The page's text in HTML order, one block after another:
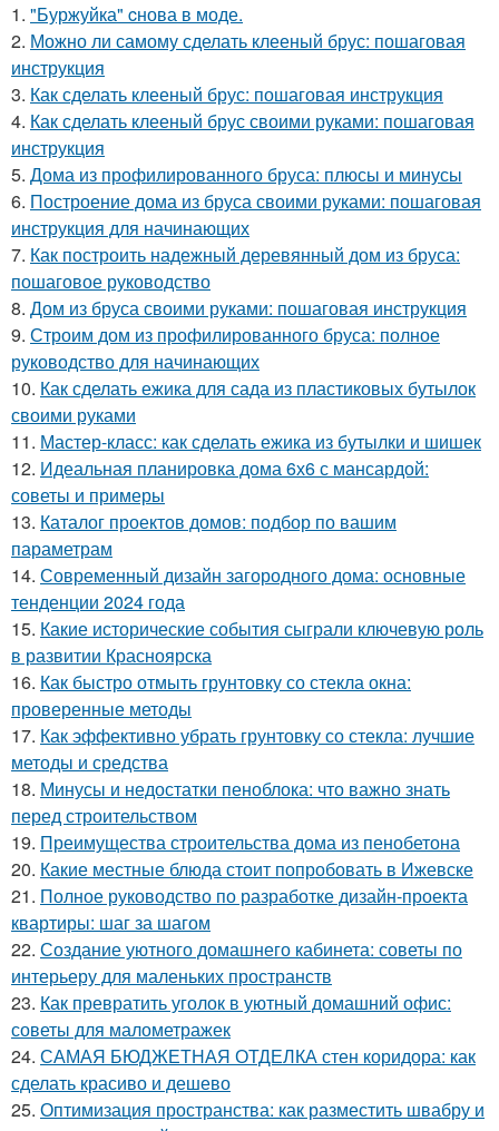
1. "Буржуйка" cнова в моде.
2. Можно ли самому сделать клееный брус: пошаговая
инструкция
3. Как сделать клееный брус: пошаговая инструкция
4. Как сделать клееный брус своими руками: пошаговая
инструкция
5. Дома из профилированного бруса: плюсы и минусы
6. Построение дома из бруса своими руками: пошаговая
инструкция для начинающих
7. Как построить надежный деревянный дом из бруса:
пошаговое руководство
8. Дом из бруса своими руками: пошаговая инструкция
9. Строим дом из профилированного бруса: полное
руководство для начинающих
10. Как сделать ежика для сада из пластиковых бутылок
своими руками
11. Мастер-класс: как сделать ежика из бутылки и шишек
12. Идеальная планировка дома 6х6 с мансардой:
советы и примеры
13. Каталог проектов домов: подбор по вашим
параметрам
14. Современный дизайн загородного дома: основные
тенденции 2024 года
15. Какие исторические события сыграли ключевую роль
в развитии Красноярска
16. Как быстро отмыть грунтовку со стекла окна:
проверенные методы
17. Как эффективно убрать грунтовку со стекла: лучшие
методы и средства
18. Минусы и недостатки пеноблока: что важно знать
перед строительством
19. Преимущества строительства дома из пенобетона
20. Какие местные блюда стоит попробовать в Ижевске
21. Полное руководство по разработке дизайн-проекта
квартиры: шаг за шагом
22. Создание уютного домашнего кабинета: советы по
интерьеру для маленьких пространств
23. Как превратить уголок в уютный домашний офис:
советы для малометражек
24. САМАЯ БЮДЖЕТНАЯ ОТДЕЛКА стен коридора: как
сделать красиво и дешево
25. Оптимизация пространства: как разместить швабру и